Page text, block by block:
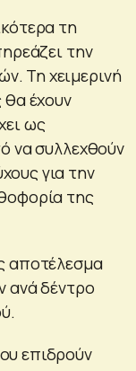
τη
την
Τη χειμερινή
θα έχουν
ως
να συλλεχθούν
για την
της
αποτέλεσμα
ανά δέντρο
επιδρούν